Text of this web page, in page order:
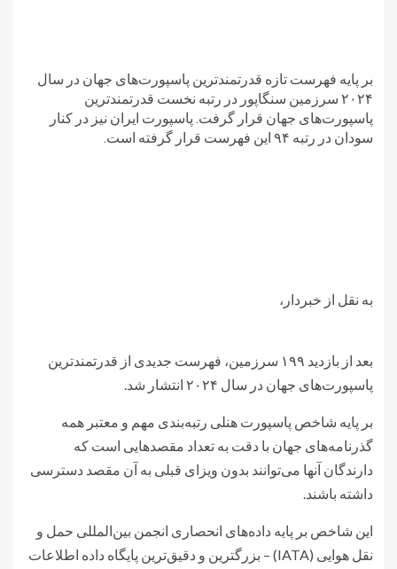
بر پایه فهرست تازه قدرتمندترین پاسپورت‌های جهان در سال
۲۰۲۴ سرزمین سنگاپور در رتبه نخست قدرتمندترین
پاسپورت‌های جهان قرار گرفت. پاسپورت ایران نیز در کنار
سودان در رتبه ۹۴ این فهرست قرار گرفته است.
به نقل از خبردار،
بعد از بازدید ۱۹۹ سرزمین، فهرست جدیدی از قدرتمندترین
پاسپورت‌های جهان در سال ۲۰۲۴ انتشار شد.
بر پایه شاخص پاسپورت هنلی رتبه‌بندی مهم و معتبر همه
گذرنامه‌های جهان با دقت به تعداد مقصدهایی است که
دارندگان آنها می‌توانند بدون ویزای قبلی به آن مقصد دسترسی
داشته باشند.
این شاخص بر پایه داده‌های انحصاری انجمن بین‌المللی حمل و
نقل هوایی (IATA) – بزرگترین و دقیق‌ترین پایگاه داده اطلاعات